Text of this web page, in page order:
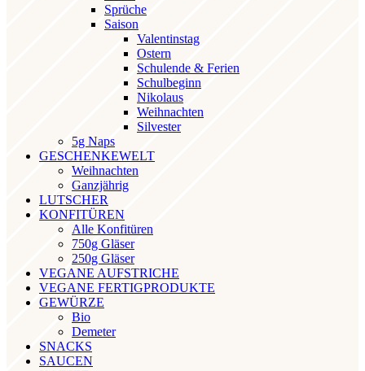
Sprüche
Saison
Valentinstag
Ostern
Schulende & Ferien
Schulbeginn
Nikolaus
Weihnachten
Silvester
5g Naps
GESCHENKEWELT
Weihnachten
Ganzjährig
LUTSCHER
KONFITÜREN
Alle Konfitüren
750g Gläser
250g Gläser
VEGANE AUFSTRICHE
VEGANE FERTIGPRODUKTE
GEWÜRZE
Bio
Demeter
SNACKS
SAUCEN